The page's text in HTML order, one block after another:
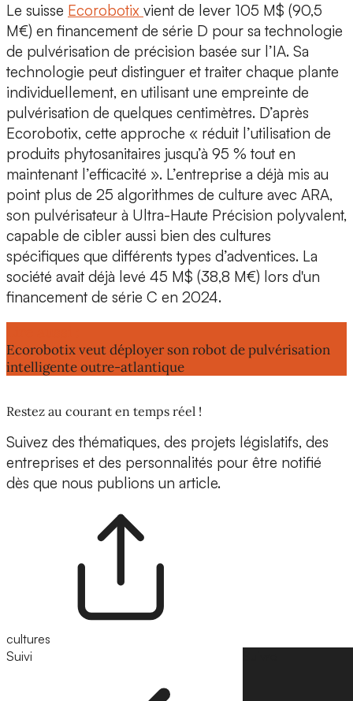
Le suisse Ecorobotix vient de lever 105 M$ (90,5
M€) en financement de série D pour sa technologie
de pulvérisation de précision basée sur l’IA. Sa
technologie peut distinguer et traiter chaque plante
individuellement, en utilisant une empreinte de
pulvérisation de quelques centimètres. D’après
Ecorobotix, cette approche « réduit l’utilisation de
produits phytosanitaires jusqu’à 95 % tout en
maintenant l’efficacité ». L’entreprise a déjà mis au
point plus de 25 algorithmes de culture avec ARA,
son pulvérisateur à Ultra-Haute Précision polyvalent,
capable de cibler aussi bien des cultures
spécifiques que différents types d’adventices. La
société avait déjà levé 45 M$ (38,8 M€) lors d'un
financement de série C en 2024.
Ecorobotix veut déployer son robot de pulvérisation
intelligente outre-atlantique
Restez au courant en temps réel !
Suivez des thématiques, des projets législatifs, des
entreprises et des personnalités pour être notifié
dès que nous publions un article.
cultures
Suivi